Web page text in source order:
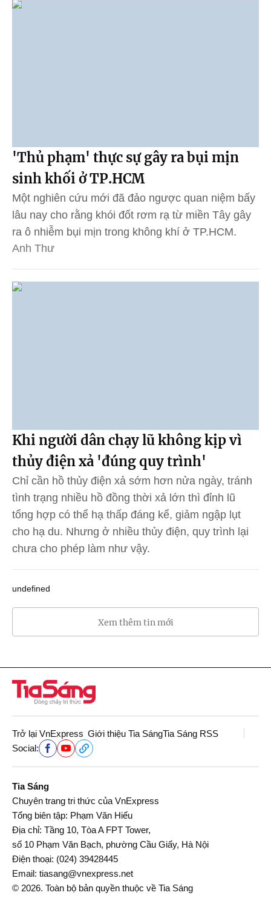
'Thủ phạm' thực sự gây ra bụi mịn
sinh khối ở TP.HCM
Một nghiên cứu mới đã đảo ngược quan niệm bấy
lâu nay cho rằng khói đốt rơm rạ từ miền Tây gây
ra ô nhiễm bụi mịn trong không khí ở TP.HCM.
Anh Thư
Khi người dân chạy lũ không kịp vì
thủy điện xả 'đúng quy trình'
Chỉ cần hồ thủy điện xả sớm hơn nửa ngày, tránh
tình trạng nhiều hồ đồng thời xả lớn thì đỉnh lũ
tổng hợp có thể hạ thấp đáng kể, giảm ngập lụt
cho hạ du. Nhưng ở nhiều thủy điện, quy trình lại
chưa cho phép làm như vậy.
undefined
Xem thêm tin mới
Trở lại VnExpress Giới thiệu Tia SángTia Sáng RSS
Social:
Tia Sáng
Chuyên trang tri thức của VnExpress
Tổng biên tập: Phạm Văn Hiếu
Địa chỉ: Tầng 10, Tòa A FPT Tower,
số 10 Phạm Văn Bạch, phường Cầu Giấy, Hà Nội
Điện thoại: (024) 39428445
Email: tiasang@vnexpress.net
© 2026. Toàn bộ bản quyền thuộc về Tia Sáng